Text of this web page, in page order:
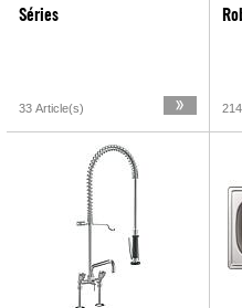
Séries
33 Article(s)